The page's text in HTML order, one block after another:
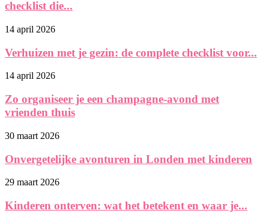
checklist die...
14 april 2026
Verhuizen met je gezin: de complete checklist voor...
14 april 2026
Zo organiseer je een champagne-avond met
vrienden thuis
30 maart 2026
Onvergetelijke avonturen in Londen met kinderen
29 maart 2026
Kinderen onterven: wat het betekent en waar je...